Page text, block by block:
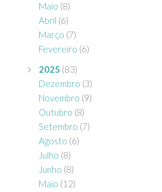
Maio (8)
Abril (6)
Março (7)
Fevereiro (6)
2025 (83)
Dezembro (3)
Novembro (9)
Outubro (8)
Setembro (7)
Agosto (6)
Julho (8)
Junho (8)
Maio (12)